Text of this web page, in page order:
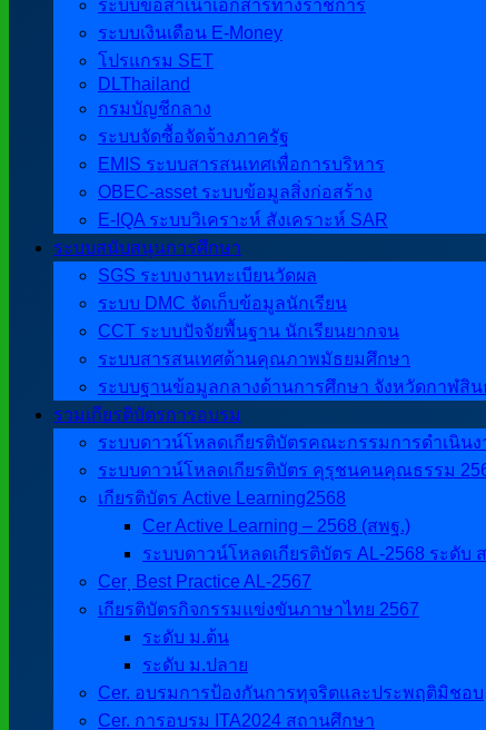
ระบบขอสำเนาเอกสารทางราชการ
ระบบเงินเดือน E-Money
โปรแกรม SET
DLThailand
กรมบัญชีกลาง
ระบบจัดซื้อจัดจ้างภาครัฐ
EMIS ระบบสารสนเทศเพื่อการบริหาร
OBEC-asset ระบบข้อมูลสิ่งก่อสร้าง
E-IQA ระบบวิเคราะห์ สังเคราะห์ SAR
ระบบสนับสนุนการศึกษา
SGS ระบบงานทะเบียนวัดผล
ระบบ DMC จัดเก็บข้อมูลนักเรียน
CCT ระบบปัจจัยพื้นฐาน นักเรียนยากจน
ระบบสารสนเทศด้านคุณภาพมัธยมศึกษา
ระบบฐานข้อมูลกลางด้านการศึกษา จังหวัดกาฬสิน
รวมเกียรติบัตรการอบรม
ระบบดาวน์โหลดเกียรติบัตรคณะกรรมการดำเนิน
ระบบดาวน์โหลดเกียรติบัตร คุรุชนคนคุณธรรม
เกียรติบัตร Active Learning2568
Cer Active Learning – 2568 (สพฐ.)
ระบบดาวน์โหลดเกียรติบัตร AL-2568 ระดับ
Cer ฺ Best Practice AL-2567
เกียรติบัตรกิจกรรมแข่งขันภาษาไทย 2567
ระดับ ม.ต้น
ระดับ ม.ปลาย
Cer. อบรมการป้องกันการทุจริตและประพฤติมิชอบ
Cer. การอบรม ITA2024 สถานศึกษา